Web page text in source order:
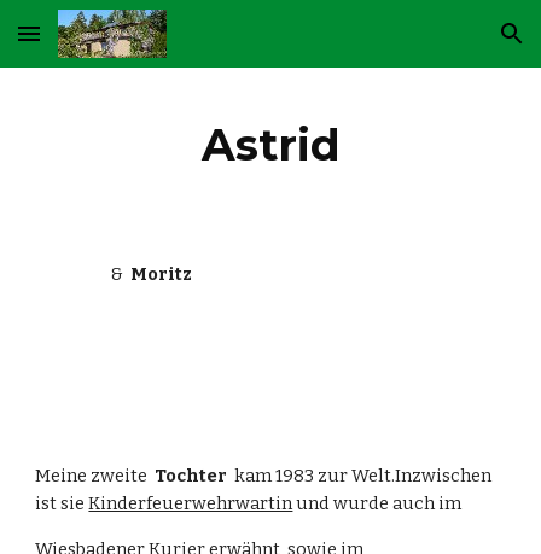
Skip to main content Skip to navigation
Astrid
                     &
Moritz
Meine zweite Tochter
  kam 1983 zur Welt.Inzwischen
ist sie Kinderfeuerwehrwartin und wurde auch im
Wiesbadener Kurier